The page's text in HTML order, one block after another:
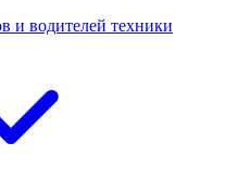
и водителей техники